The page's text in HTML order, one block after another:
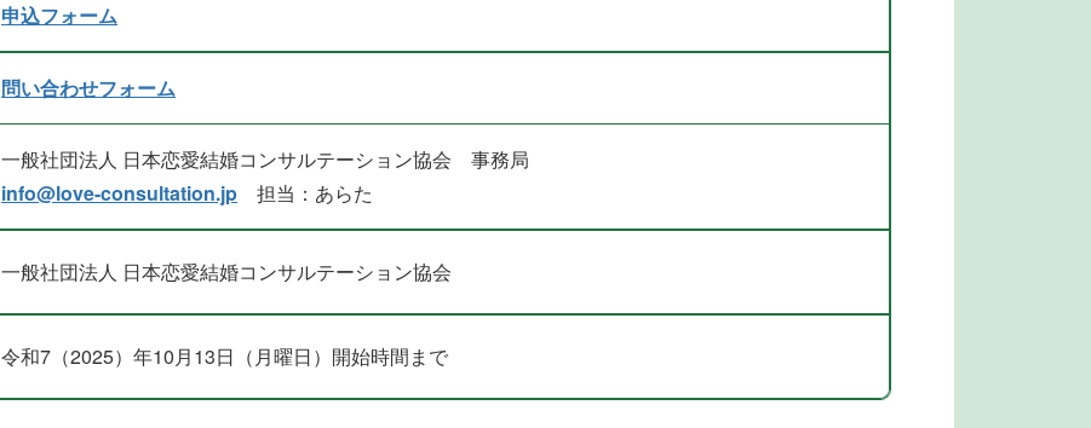
申込フォーム
問い合わせフォーム
一般社団法人 日本恋愛結婚コンサルテーション協会 事務局
info@love-consultation.jp 担当：あらた
一般社団法人 日本恋愛結婚コンサルテーション協会
令和7（2025）年10月13日（月曜日）開始時間まで